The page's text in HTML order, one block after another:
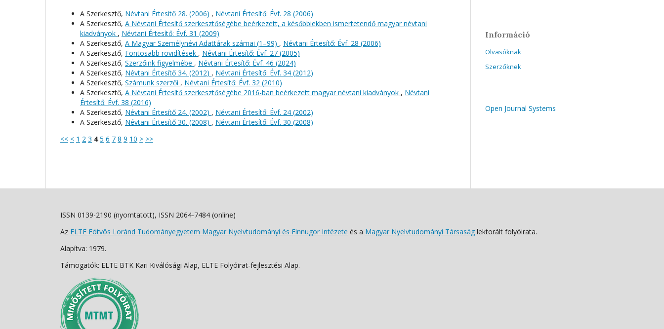
A Szerkesztő, Névtani Értesítő 28. (2006) , Névtani Értesítő: Évf. 28 (2006)
A Szerkesztő, A Névtani Értesítő szerkesztőségébe beérkezett, a későbbiekben ismertetendő magyar névtani
kiadványok , Névtani Értesítő: Évf. 31 (2009)
A Szerkesztő, A Magyar Személynévi Adattárak számai (1–99) , Névtani Értesítő: Évf. 28 (2006)
A Szerkesztő, Fontosabb rövidítések , Névtani Értesítő: Évf. 27 (2005)
A Szerkesztő, Szerzőink figyelmébe , Névtani Értesítő: Évf. 46 (2024)
A Szerkesztő, Névtani Értesítő 34. (2012) , Névtani Értesítő: Évf. 34 (2012)
A Szerkesztő, Számunk szerzői , Névtani Értesítő: Évf. 32 (2010)
A Szerkesztő, A Névtani Értesítő szerkesztőségébe 2016-ban beérkezett magyar névtani kiadványok , Névtani
Értesítő: Évf. 38 (2016)
A Szerkesztő, Névtani Értesítő 24. (2002) , Névtani Értesítő: Évf. 24 (2002)
A Szerkesztő, Névtani Értesítő 30. (2008) , Névtani Értesítő: Évf. 30 (2008)
<< < 1 2 3 4 5 6 7 8 9 10 > >>
Információ
Olvasóknak
Szerzőknek
Open Journal Systems
ISSN 0139-2190 (nyomtatott), ISSN 2064-7484 (online)
Az ELTE Eötvös Loránd Tudományegyetem Magyar Nyelvtudományi és Finnugor Intézete és a Magyar Nyelvtudományi Társaság lektorált folyóirata.
Alapítva: 1979.
Támogatók: ELTE BTK Kari Kiválósági Alap, ELTE Folyóirat-fejlesztési Alap.